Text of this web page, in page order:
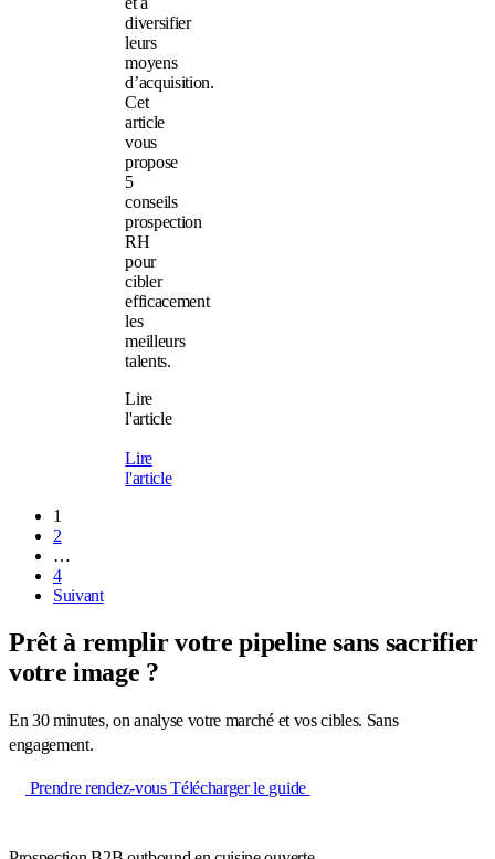
diversifier
leurs
moyens
d’acquisition.
Cet
article
vous
propose
5
conseils
prospection
RH
pour
cibler
efficacement
les
meilleurs
talents.
Lire
l'article
Lire
l'article
1
2
…
4
Suivant
Prêt à remplir votre pipeline sans sacrifier
votre image ?
En 30 minutes, on analyse votre marché et vos cibles. Sans
engagement.
Prendre rendez-vousTélécharger le guide